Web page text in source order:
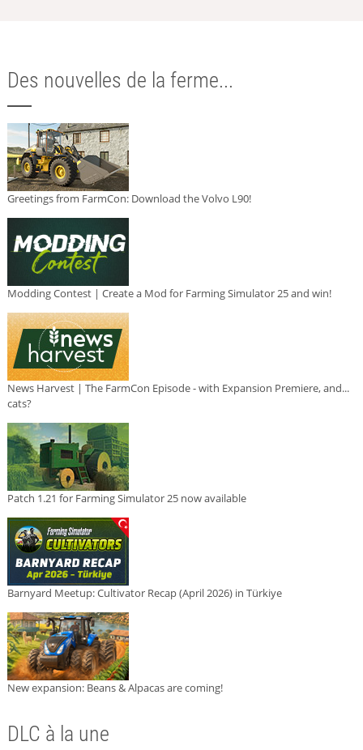
Des nouvelles de la ferme...
Greetings from FarmCon: Download the Volvo L90!
Modding Contest | Create a Mod for Farming Simulator 25 and win!
News Harvest | The FarmCon Episode - with Expansion Premiere, and...
cats?
Patch 1.21 for Farming Simulator 25 now available
Barnyard Meetup: Cultivator Recap (April 2026) in Türkiye
New expansion: Beans & Alpacas are coming!
DLC à la une